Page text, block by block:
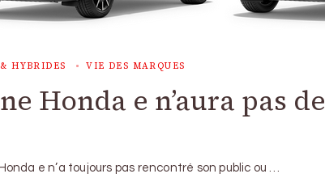
HYBRIDES VIE DES MARQUES
Honda e n’aura pas de
e n’a toujours pas rencontré son public ou …